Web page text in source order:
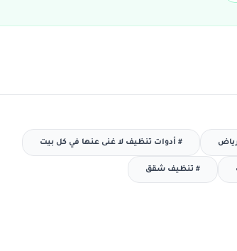
# أدوات تنظيف لا غنى عنها في كل بيت
# تنظيف شقق